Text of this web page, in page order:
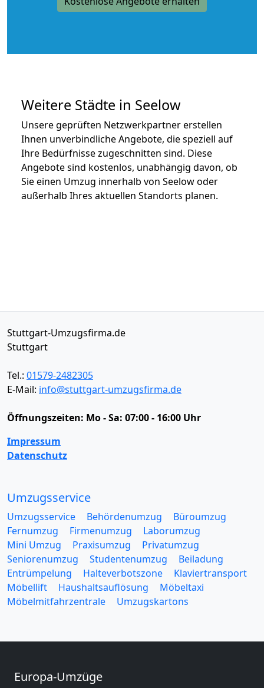
Weitere Städte in Seelow
Unsere geprüften Netzwerkpartner erstellen
Ihnen unverbindliche Angebote, die speziell auf
Ihre Bedürfnisse zugeschnitten sind. Diese
Angebote sind kostenlos, unabhängig davon, ob
Sie einen Umzug innerhalb von Seelow oder
außerhalb Ihres aktuellen Standorts planen.
Stuttgart-Umzugsfirma.de
Stuttgart
Tel.: 01579-2482305
E-Mail: info@stuttgart-umzugsfirma.de
Öffnungszeiten: Mo - Sa: 07:00 - 16:00 Uhr
Impressum
Datenschutz
Umzugsservice
Umzugsservice Behördenumzug
Büroumzug
Fernumzug
Firmenumzug
Laborumzug
Mini Umzug
Praxisumzug
Privatumzug
Seniorenumzug
Studentenumzug
Beiladung
Entrümpelung
Halteverbotszone
Klaviertransport
Möbellift
Haushaltsauflösung
Möbeltaxi
Möbelmitfahrzentrale
Umzugskartons
Europa-Umzüge